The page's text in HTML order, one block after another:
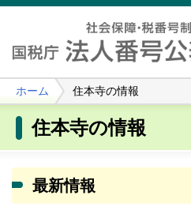
ホーム 住本寺の情報
住本寺の情報
最新情報